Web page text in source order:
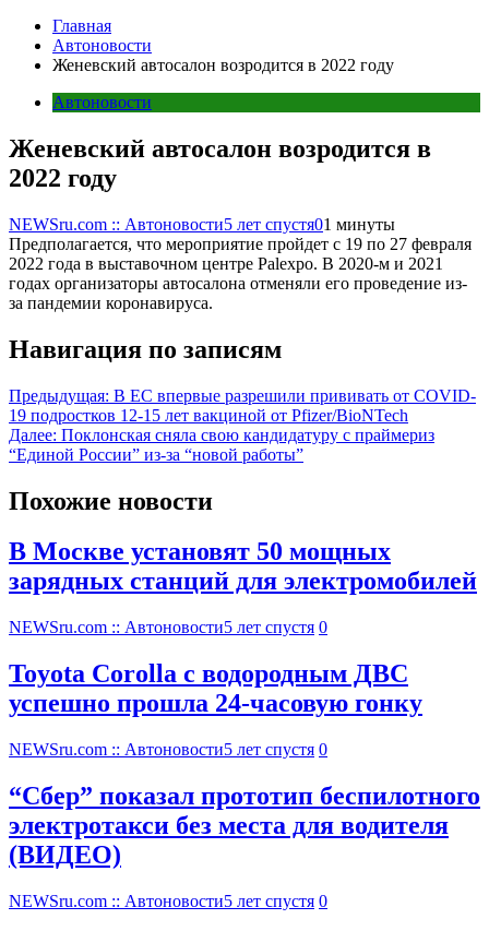
Главная
Автоновости
Женевский автосалон возродится в 2022 году
Автоновости
Женевский автосалон возродится в
2022 году
NEWSru.com :: Автоновости5 лет спустя01 минуты
Предполагается, что мероприятие пройдет с 19 по 27 февраля
2022 года в выставочном центре Palexpo. В 2020-м и 2021
годах организаторы автосалона отменяли его проведение из-
за пандемии коронавируса.
Навигация по записям
Предыдущая: В ЕС впервые разрешили прививать от COVID-
19 подростков 12-15 лет вакциной от Pfizer/BioNTech
Далее: Поклонская сняла свою кандидатуру с праймериз
“Единой России” из-за “новой работы”
Похожие новости
В Москве установят 50 мощных
зарядных станций для электромобилей
NEWSru.com :: Автоновости5 лет спустя 0
Toyota Corolla с водородным ДВС
успешно прошла 24-часовую гонку
NEWSru.com :: Автоновости5 лет спустя 0
“Сбер” показал прототип беспилотного
электротакси без места для водителя
(ВИДЕО)
NEWSru.com :: Автоновости5 лет спустя 0